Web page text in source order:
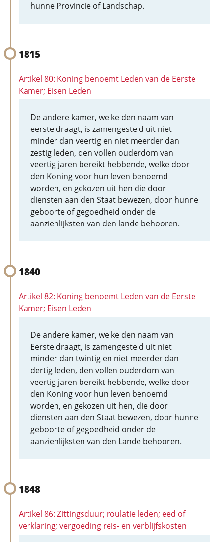
hunne Provincie of Landschap.
1815
Artikel 80: Koning benoemt Leden van de Eerste
Kamer; Eisen Leden
De andere kamer, welke den naam van
eerste draagt, is zamengesteld uit niet
minder dan veertig en niet meerder dan
zestig leden, den vollen ouderdom van
veertig jaren bereikt hebbende, welke door
den Koning voor hun leven benoemd
worden, en gekozen uit hen die door
diensten aan den Staat bewezen, door hunne
geboorte of gegoedheid onder de
aanzienlijksten van den lande behooren.
1840
Artikel 82: Koning benoemt Leden van de Eerste
Kamer; Eisen Leden
De andere kamer, welke den naam van
Eerste draagt, is zamengesteld uit niet
minder dan twintig en niet meerder dan
dertig leden, den vollen ouderdom van
veertig jaren bereikt hebbende, welke door
den Koning voor hun leven benoemd
worden, en gekozen uit hen, die door
diensten aan den Staat bewezen, door hunne
geboorte of gegoedheid onder de
aanzienlijksten van den Lande behooren.
1848
Artikel 86: Zittingsduur; roulatie leden; eed of
verklaring; vergoeding reis- en verblijfskosten